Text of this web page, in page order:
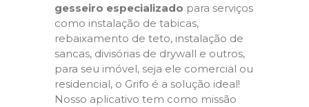
gesseiro especializado para serviços
como instalação de tabicas,
rebaixamento de teto, instalação de
sancas, divisórias de drywall e outros,
para seu imóvel, seja ele comercial ou
residencial, o Grifo é a solução ideal!
Nosso aplicativo tem como missão